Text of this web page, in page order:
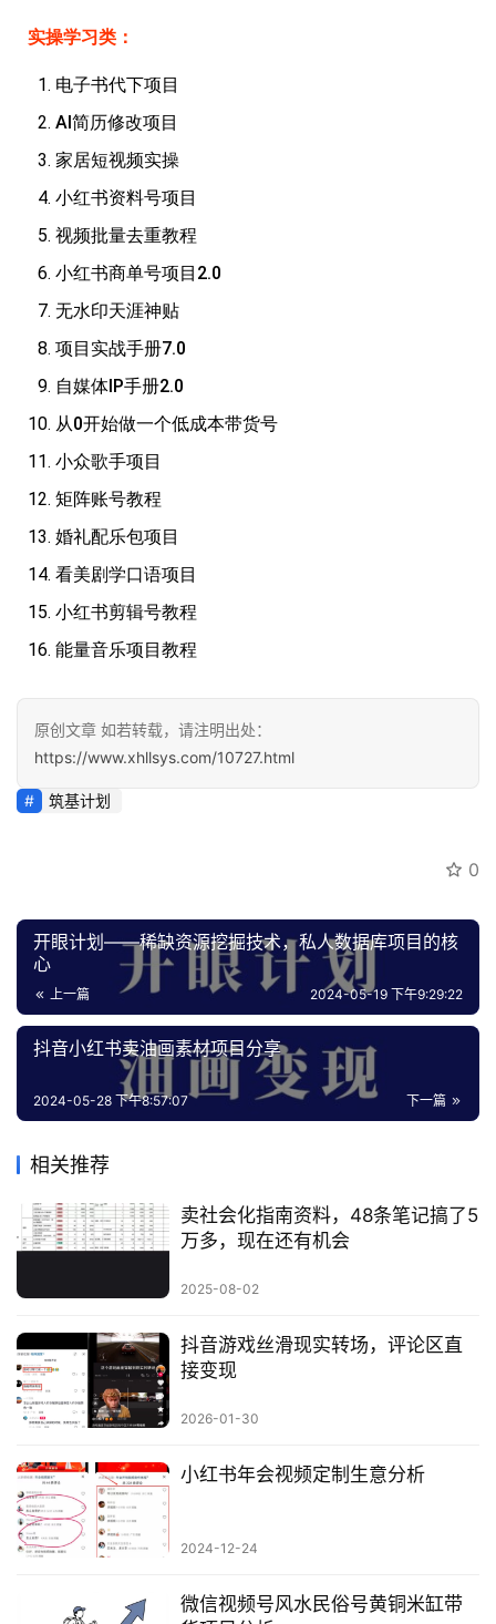
创
源
员
专
实操学习类：
电子书代下项目
AI简历修改项目
家居短视频实操
小红书资料号项目
视频批量去重教程
小红书商单号项目2.0
无水印天涯神贴
项目实战手册7.0
自媒体IP手册2.0
从0开始做一个低成本带货号
小众歌手项目
矩阵账号教程
婚礼配乐包项目
看美剧学口语项目
小红书剪辑号教程
能量音乐项目教程
原创文章 如若转载，请注明出处：
https://www.xhllsys.com/10727.html
筑基计划
0
开眼计划——稀缺资源挖掘技术，私人数据库项目的核
心
上一篇 2024-05-19 下午9:29:22
抖音小红书卖油画素材项目分享
下一篇
2024-05-28 下午8:57:07
相关推荐
卖社会化指南资料，48条笔记搞了5
万多，现在还有机会
2025-08-02
抖音游戏丝滑现实转场，评论区直
接变现
2026-01-30
小红书年会视频定制生意分析
2024-12-24
微信视频号风水民俗号黄铜米缸带